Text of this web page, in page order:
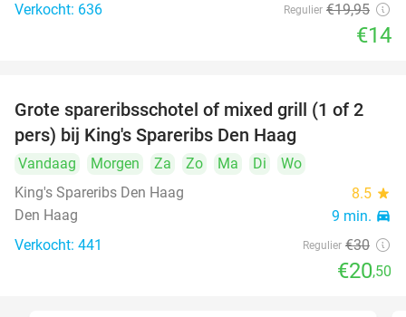
Verkocht: 636 Regulier €19,95
€14
32%
Grote spareribsschotel of mixed grill (1 of 2
pers) bij King's Spareribs Den Haag
Vandaag Morgen Za Zo Ma Di
Wo
King's Spareribs Den Haag
8.5 star
Den Haag 9 min. directions_car
Verkocht: 441 Regulier €30
€20,50